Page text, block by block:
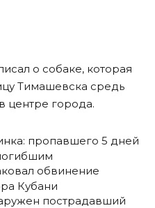
о собаке, которая
Тимашевска средь
центре города.
пропавшего 5 дней
обвинение
Кубани
пострадавший